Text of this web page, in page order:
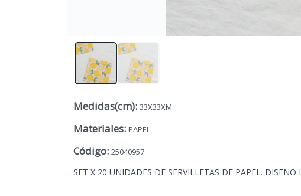
Medidas(cm): 33X33XM
Materiales: PAPEL
Código: 25040957
SET X 20 UNIDADES DE SERVILLETAS DE PAPEL.
Lista vacía